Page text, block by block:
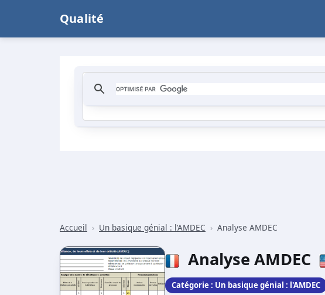
Qualité
Accueil › Un basique génial : l’AMDEC › Analyse AMDEC
Analyse AMDEC
Catégorie : Un basique génial : l'AMDEC